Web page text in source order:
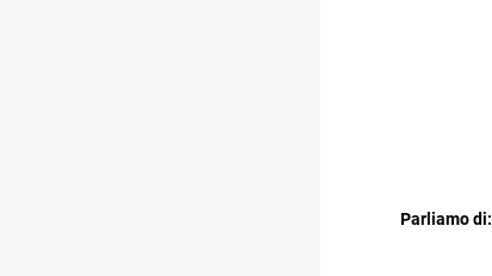
Parliamo di: